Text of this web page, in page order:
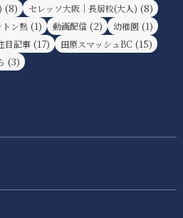
(8) セレッソ大阪｜長居校(大人) (8)
ン熟 (1) 動画配信 (2) 幼稚園 (1)
目記事 (17) 田原スマッシュBC (15)
(3)